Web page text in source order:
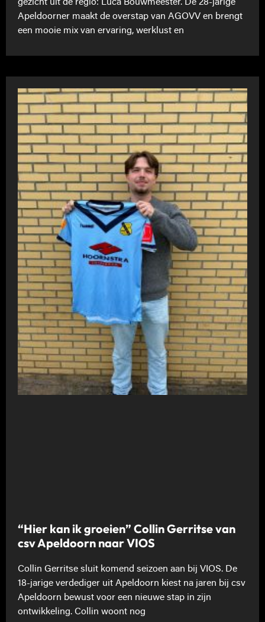
gezicht uit de regio: Luca Bouwmeester. De 28-jarige
Apeldoorner maakt de overstap van AGOVV en brengt
een mooie mix van ervaring, werklust en
“Hier kan ik groeien” Collin Gerritse van
csv Apeldoorn naar VIOS
Collin Gerritse sluit komend seizoen aan bij VIOS. De
18-jarige verdediger uit Apeldoorn kiest na jaren bij csv
Apeldoorn bewust voor een nieuwe stap in zijn
ontwikkeling. Collin woont nog